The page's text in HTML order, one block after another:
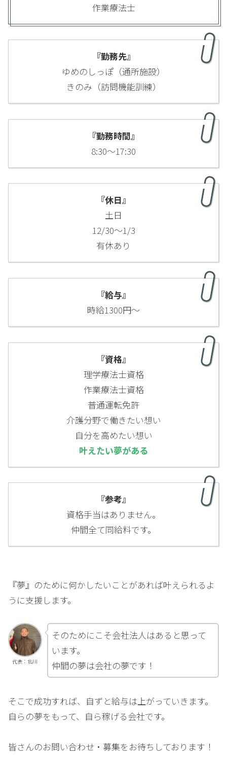
作業療法士
『勤務先』
ゆめのしっぽ（通所施設）
きのみ（訪問機能訓練）
『勤務時間』
8:30〜17:30
『休日』
土日
12/30〜1/3
有休あり
『給与』
時給1300円〜
『資格』
理学療法士資格
作業療法士資格
普通運転免許
介護分野で働きたい想い
自分を高めたい想い
叶えたい夢がある
『参考』
資格手当はありません。
仲間全て同給料です。
『夢』のために何かしたいことがあれば叶えられるよ
うに支援します。
代表：北川
そのためにこそ会社法人はあると思って
います。
仲間の夢は会社の夢です！
そこで成功すれば、自ずと給与は上がっていきます。
自らの夢をもって、自ら稼げる会社です。
皆さんのお問い合わせ・募集をお待ちしております！